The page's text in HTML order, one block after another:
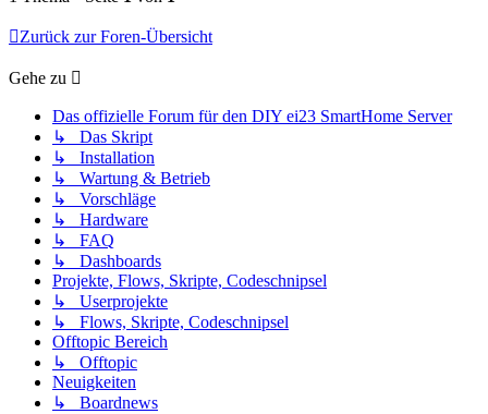
Zurück zur Foren-Übersicht
Gehe zu
Das offizielle Forum für den DIY ei23 SmartHome Server
↳ Das Skript
↳ Installation
↳ Wartung & Betrieb
↳ Vorschläge
↳ Hardware
↳ FAQ
↳ Dashboards
Projekte, Flows, Skripte, Codeschnipsel
↳ Userprojekte
↳ Flows, Skripte, Codeschnipsel
Offtopic Bereich
↳ Offtopic
Neuigkeiten
↳ Boardnews